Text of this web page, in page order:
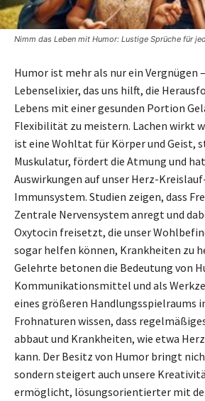
Nimm das Leben mit Humor: Lustige Sprüche für
Humor ist mehr als nur ein Vergnügen
Lebenselixier, das uns hilft, die
Lebens mit einer gesunden Portion
Flexibilität zu meistern. Lachen wirkt
ist eine Wohl­tat für Körper und Geist,
Muskulatur, fördert die Atmung und
Auswirkungen auf unser Herz-
Immunsystem. Studien zeigen, dass
Zentrale Nervensystem anregt und
Oxytocin freisetzt, die unser
sogar helfen können, Krankheiten zu
Gelehrte betonen die Bedeutung von
Kommunikationsmittel und als
eines größeren Handlungsspielraums
Frohnaturen wissen, dass
abbaut und Krankheiten, wie etwa
kann. Der Besitz von Humor bringt
sondern steigert auch unsere
ermöglicht, lösungsorientierter mit